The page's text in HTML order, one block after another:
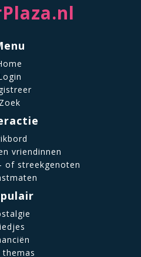
Zoek
vriendinnen
of streekgenoten
themas